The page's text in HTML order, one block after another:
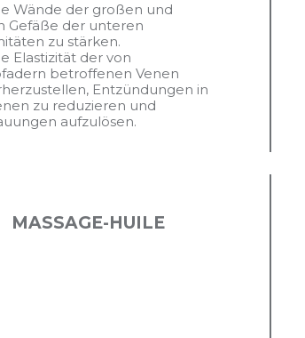
Wände der großen und
Gefäße der unteren
zu stärken.
Elastizität der von
betroffenen Venen
Entzündungen in
zu reduzieren und
aufzulösen.
MASSAGE-HUILE